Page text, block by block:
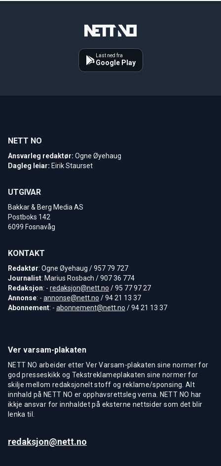
Last ned fra
Google Play
NETT NO
Ansvarleg redaktør: Ogne Øyehaug
Dagleg leiar: Eirik Staurset
UTGIVAR
Bakkar & Berg Media AS
Postboks 142
6099 Fosnavåg
KONTAKT
Redaktør: Ogne Øyehaug / 957 79 727
Journalist: Marius Rosbach / 907 36 774
Redaksjon: - redaksjon@nett.no / 95 77 97 27
Annonse: - annonse@nett.no / 94 21 13 37
Abonnement: - abonnement@nett.no / 94 21 13 37
Ver varsam-plakaten
NETT NO arbeider etter Ver Varsam-plakaten sine normer for
god presseskikk og Tekstreklameplakaten sine normer for
skilje mellom redaksjonelt stoff og reklame/sponsing. Alt
innhald på NETT NO er opphavsrettsleg verna. NETT NO har
ikkje ansvar for innhaldet på eksterne nettsider som det blir
lenka til.
redaksjon@nett.no